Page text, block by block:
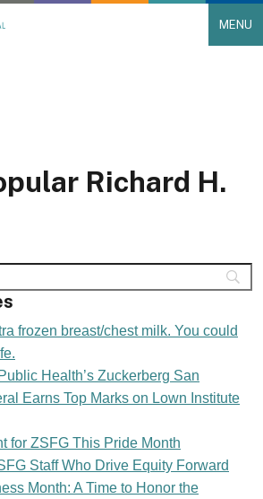
MENU
Richard H.
frozen breast/chest milk. You could
Health’s Zuckerberg San
Earns Top Marks on Lown Institute
for ZSFG This Pride Month
Staff Who Drive Equity Forward
Month: A Time to Honor the